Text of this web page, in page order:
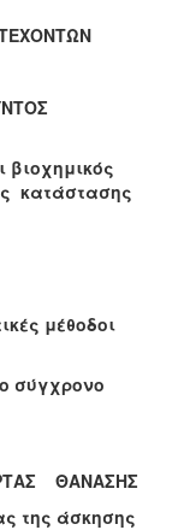
κατάστασης
μέθοδοι
ΘΑΝΑΣΗΣ
άσκησης